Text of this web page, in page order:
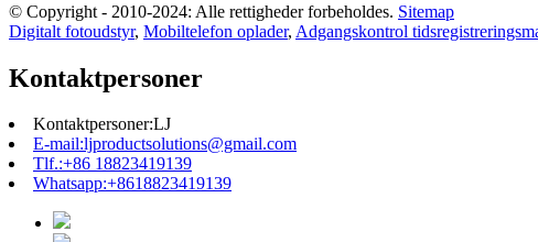
© Copyright - 2010-2024: Alle rettigheder forbeholdes. Sitemap
Digitalt fotoudstyr, Mobiltelefon oplader, Adgangskontrol
Kontaktpersoner
Kontaktpersoner:LJ
E-mail:ljproductsolutions@gmail.com
Tlf.:+86 18823419139
Whatsapp:+8618823419139